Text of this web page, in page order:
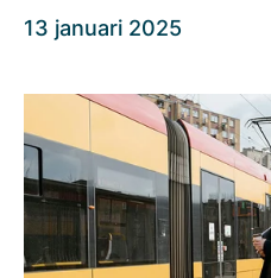
13 januari 2025